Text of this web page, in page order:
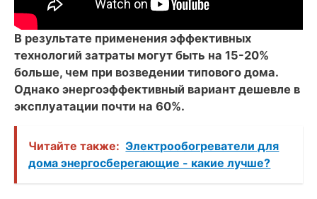
В результате применения эффективных
технологий затраты могут быть на 15-20%
больше, чем при возведении типового дома.
Однако энергоэффективный вариант дешевле в
эксплуатации почти на 60%.
Читайте также: Электрообогреватели для
дома энергосберегающие - какие лучше?